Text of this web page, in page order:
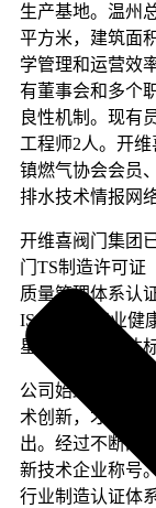
生产基地。温州
平方米，建筑面
学管理和运营效
有董事会和多个
良性机制。现有
工程师2人。开
镇燃气协会会员
排水技术情报网
开维喜阀门集团
门TS制造许可证
质量管理体系认
ISO45001职业健
星级售后服务达
公司始终坚持“
术创新，才能使
出。经过不断的
新技术企业称号
行业制造认证体